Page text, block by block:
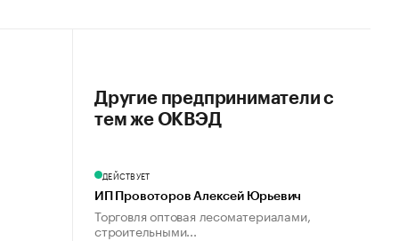
Другие предприниматели с
тем же ОКВЭД
ДЕЙСТВУЕТ
ИП Провоторов Алексей Юрьевич
Торговля оптовая лесоматериалами,
строительными...